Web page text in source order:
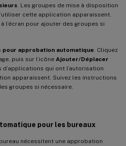
. Les groupes de mise à disposition
cette application apparaissent.
l’écran pour ajouter des groupes si
pour approbation automatique. Cliquez
puis sur l’icône Ajouter/Déplacer
d’applications qui ont l’autorisation
apparaissent. Suivez les instructions
groupes si nécessaire.
pour les bureaux
nécessitent une approbation